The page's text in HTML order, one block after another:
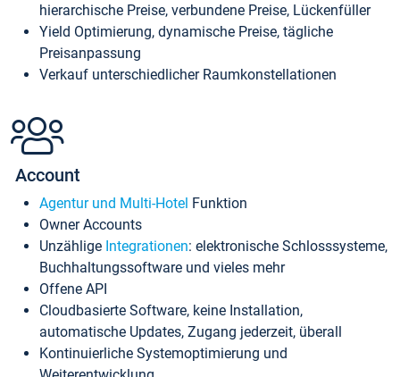
hierarchische Preise, verbundene Preise, Lückenfüller
Yield Optimierung, dynamische Preise, tägliche
Preisanpassung
Verkauf unterschiedlicher Raumkonstellationen
Account
Agentur und Multi-Hotel Funktion
Owner Accounts
Unzählige Integrationen: elektronische Schlosssysteme,
Buchhaltungssoftware und vieles mehr
Offene API
Cloudbasierte Software, keine Installation,
automatische Updates, Zugang jederzeit, überall
Kontinuierliche Systemoptimierung und